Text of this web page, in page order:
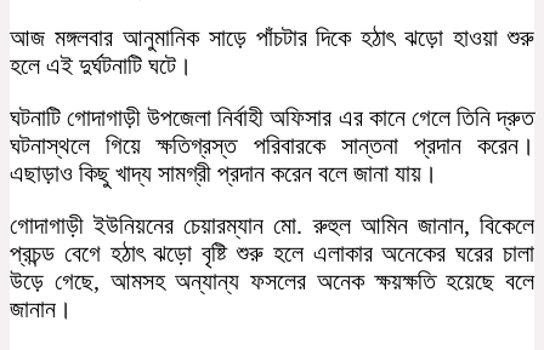
আজ মঙ্গলবার আনুমানিক সাড়ে পাঁচটার দিকে হঠাৎ ঝড়ো হাওয়া শুরু
হলে এই দুর্ঘটনাটি ঘটে।
ঘটনাটি গোদাগাড়ী উপজেলা নির্বাহী অফিসার এর কানে গেলে তিনি দ্রুত
ঘটনাস্থলে গিয়ে ক্ষতিগ্রস্ত পরিবারকে সান্তনা প্রদান করেন।
এছাড়াও কিছু খাদ্য সামগ্রী প্রদান করেন বলে জানা যায়।
গোদাগাড়ী ইউনিয়নের চেয়ারম্যান মো. রুহুল আমিন জানান, বিকেলে
প্রচন্ড বেগে হঠাৎ ঝড়ো বৃষ্টি শুরু হলে এলাকার অনেকের ঘরের চালা
উড়ে গেছে, আমসহ অন্যান্য ফসলের অনেক ক্ষয়ক্ষতি হয়েছে বলে
জানান।